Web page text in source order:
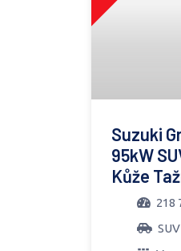
Suzuki
95kW
Kůže
218
SUV